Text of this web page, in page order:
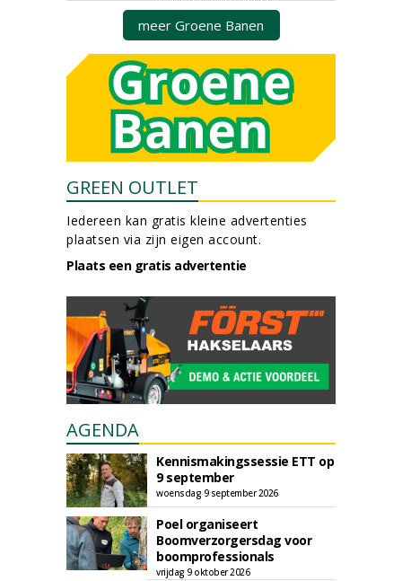
meer Groene Banen
GREEN OUTLET
Iedereen kan gratis kleine advertenties
plaatsen via zijn eigen account.
Plaats een gratis advertentie
AGENDA
Kennismakingssessie ETT op
9 september
woensdag 9 september 2026
Poel organiseert
Boomverzorgersdag voor
boomprofessionals
vrijdag 9 oktober 2026